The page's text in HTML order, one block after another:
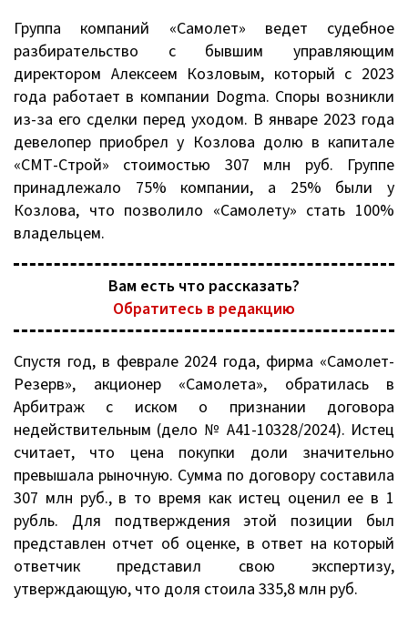
Группа компаний «Самолет» ведет судебное
разбирательство с бывшим управляющим
директором Алексеем Козловым, который с 2023
года работает в компании Dogma. Споры возникли
из-за его сделки перед уходом. В январе 2023 года
девелопер приобрел у Козлова долю в капитале
«СМТ-Строй» стоимостью 307 млн руб. Группе
принадлежало 75% компании, а 25% были у
Козлова, что позволило «Самолету» стать 100%
владельцем.
Спустя год, в феврале 2024 года, фирма «Самолет-
Резерв», акционер «Самолета», обратилась в
Арбитраж с иском о признании договора
недействительным (дело № А41-10328/2024). Истец
считает, что цена покупки доли значительно
превышала рыночную. Сумма по договору составила
307 млн руб., в то время как истец оценил ее в 1
рубль. Для подтверждения этой позиции был
представлен отчет об оценке, в ответ на который
ответчик представил свою экспертизу,
утверждающую, что доля стоила 335,8 млн руб.
Вам есть что рассказать?
Обратитесь в редакцию